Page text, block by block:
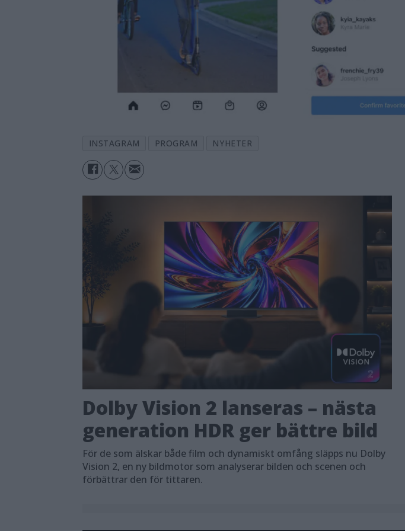
INSTAGRAM PROGRAM NYHETER
Dolby Vision 2 lanseras – nästa
generation HDR ger bättre bild
För de som älskar både film och dynamiskt omfång släpps nu Dolby
Vision 2, en ny bildmotor som analyserar bilden och scenen och
förbättrar den för tittaren.